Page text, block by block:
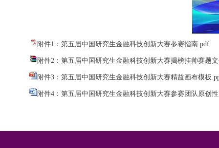
附件1：第五届中国研究生金融科技创新大赛参赛指南.pdf
附件2：第五届中国研究生金融科技创新大赛揭榜挂帅赛题
附件3：第五届中国研究生金融科技创新大赛精益画布模板
附件4：第五届中国研究生金融科技创新大赛参赛团队原创